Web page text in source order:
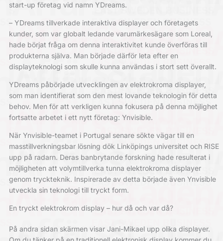
start-up företag vid namn YDreams.
– YDreams tillverkade interaktiva displayer och företagets
kunder, som var globalt ledande varumärkesägare som Loreal,
hade börjat fråga om denna interaktivitet kunde överföras till
produkterna själva. Man började därför leta efter en
displayteknologi som skulle kunna användas i stort sett överallt.
YDreams påbörjade utvecklingen av elektrokroma displayer,
som man identifierat som den mest lovande teknologin för detta
behov. Men för att verkligen kunna fokusera på denna möjlighet
fortsatte arbetet i ett nytt företag: Ynvisible.
När Ynvisible-teamet i Portugal senare sökte vägar till en
masstillverkningsbar lösning dök Linköpings universitet och RISE
upp på radarn. Deras banbrytande forskning hade resulterat i
möjligheten att volymtillverka tunna elektrokroma displayer
genom tryckteknik. Inspirerade av detta började även Ynvisible
utveckla sin teknologi till tryckt form.
En tryckt elektrokrom display – hur då och var då?
På andra sidan skärmen visar Jani-Mikael upp olika displayer.